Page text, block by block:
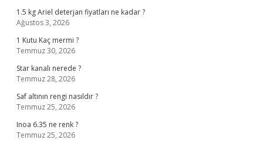
1.5 kg Ariel deterjan fiyatları ne kadar ?
Ağustos 3, 2026
1 Kutu Kaç mermi ?
Temmuz 30, 2026
Star kanalı nerede ?
Temmuz 28, 2026
Saf altının rengi nasıldır ?
Temmuz 25, 2026
Inoa 6.35 ne renk ?
Temmuz 25, 2026